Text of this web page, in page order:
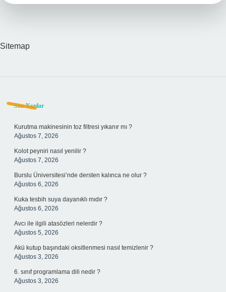
Sitemap
Sidebar
Son Yazılar
Kurutma makinesinin toz filtresi yıkanır mı ?
Ağustos 7, 2026
Kolot peyniri nasıl yenilir ?
Ağustos 7, 2026
Burslu Üniversitesi’nde dersten kalınca ne olur ?
Ağustos 6, 2026
Kuka tesbih suya dayanıklı mıdır ?
Ağustos 6, 2026
Avcı ile ilgili atasözleri nelerdir ?
Ağustos 5, 2026
Akü kutup başındaki oksitlenmesi nasıl temizlenir ?
Ağustos 3, 2026
6. sınıf programlama dili nedir ?
Ağustos 3, 2026